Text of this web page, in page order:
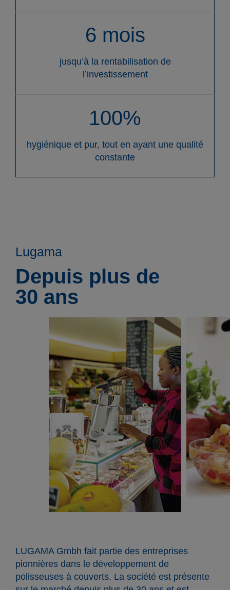
Contact
DE EN
6 mois
jusqu’à la rentabilisation de
l’investissement
100%
hygiénique et pur, tout en ayant une qualité
constante
Lugama
Depuis plus de
30 ans
LUGAMA Gmbh fait partie des entreprises
pionnières dans le développement de
polisseuses à couverts. La société est présente